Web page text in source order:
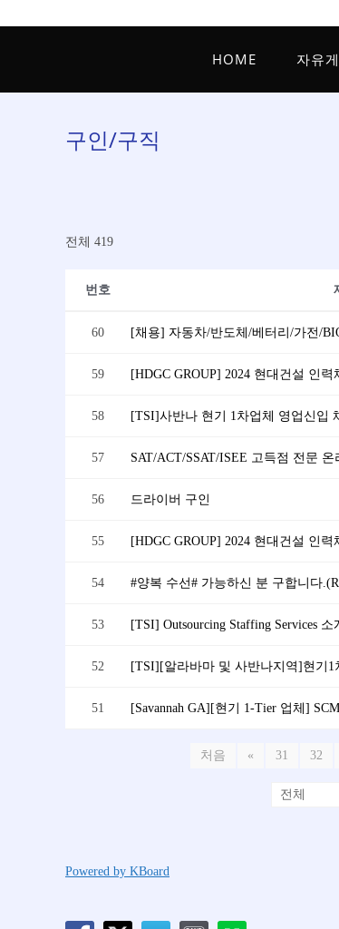
HOME 자유
구인/구직
전체 419
번호
60
59 [HDGC GROUP] 2024 현대건설 인력
58 [TSI]사반나 현기 1차업체 영업신입
57 SAT/ACT/SSAT/ISEE 고득점 전문 온
56 드라이버 구인
55 [HDGC GROUP] 2024 현대건설 인력
54 #양복 수선# 가능하신 분 구합니다
53 [TSI] Outsourcing Staffing Services 소
52
51 [Savannah GA][현기 1-Tier 업체]
처음 « 31 32
Powered by KBoard